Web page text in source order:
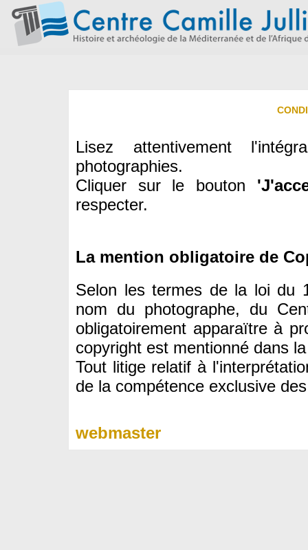
Lisez attentivement
photographies.
Cliquer sur le bouton
respecter.
La mention obligatoire de
Selon les termes de la loi du
nom du photographe, du
obligatoirement apparaïtre à
copyright est mentionné dans
Tout litige relatif à
de la compétence exclusive
webmaster